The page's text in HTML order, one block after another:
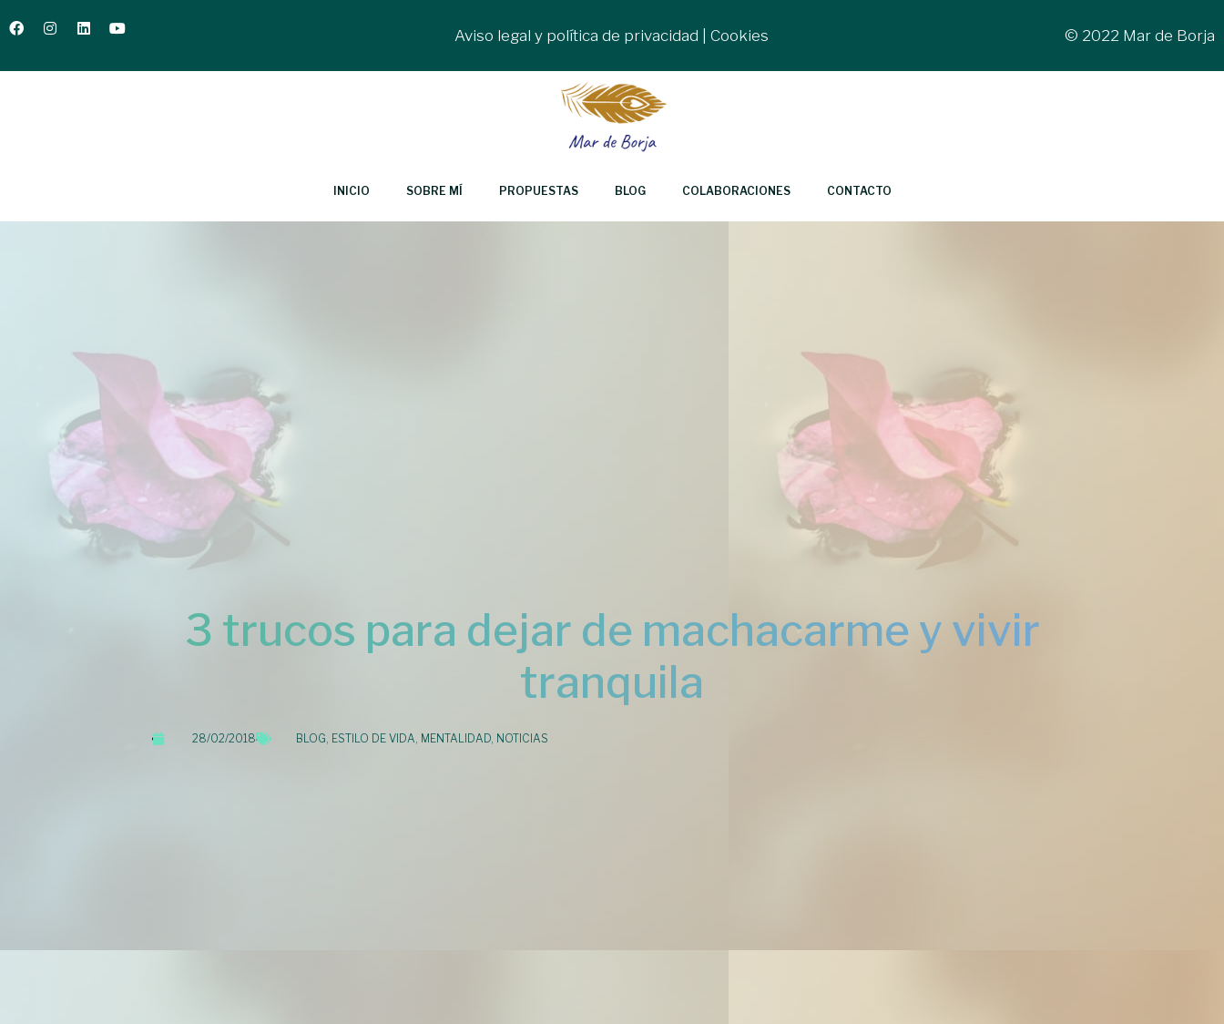
Aviso legal y política de privacidad |Cookies © 2022 Mar de Borja
INICIO SOBRE MÍ PROPUESTAS BLOG COLABORACIONES CONTACTO
3 trucos para dejar de machacarme y vivir
tranquila
28/02/2018 BLOG, ESTILO DE VIDA, MENTALIDAD, NOTICIAS